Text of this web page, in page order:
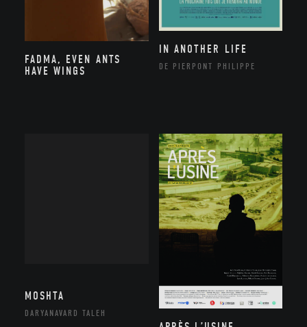
FADMA, EVEN ANTS
HAVE WINGS
IN ANOTHER LIFE
DE PIERPONT PHILIPPE
MOSHTA
DARYANAVARD TALEH